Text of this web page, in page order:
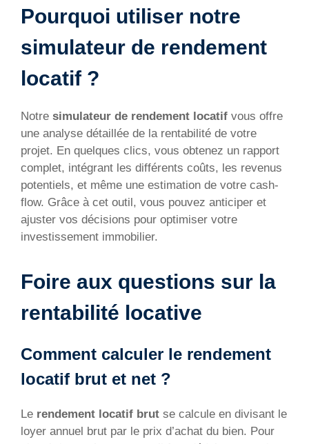
Pourquoi utiliser notre
simulateur de rendement
locatif ?
Notre simulateur de rendement locatif vous offre
une analyse détaillée de la rentabilité de votre
projet. En quelques clics, vous obtenez un rapport
complet, intégrant les différents coûts, les revenus
potentiels, et même une estimation de votre cash-
flow. Grâce à cet outil, vous pouvez anticiper et
ajuster vos décisions pour optimiser votre
investissement immobilier.
Foire aux questions sur la
rentabilité locative
Comment calculer le rendement
locatif brut et net ?
Le rendement locatif brut se calcule en divisant le
loyer annuel brut par le prix d’achat du bien. Pour